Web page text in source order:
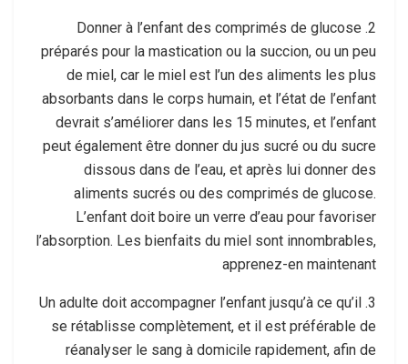
2. Donner à l’enfant des comprimés de glucose
préparés pour la mastication ou la succion, ou un peu
de miel, car le miel est l’un des aliments les plus
absorbants dans le corps humain, et l’état de l’enfant
devrait s’améliorer dans les 15 minutes, et l’enfant
peut également être donner du jus sucré ou du sucre
dissous dans de l’eau, et après lui donner des
aliments sucrés ou des comprimés de glucose.
L’enfant doit boire un verre d’eau pour favoriser
l’absorption. Les bienfaits du miel sont innombrables,
apprenez-en maintenant
3. Un adulte doit accompagner l’enfant jusqu’à ce qu’il
se rétablisse complètement, et il est préférable de
réanalyser le sang à domicile rapidement, afin de